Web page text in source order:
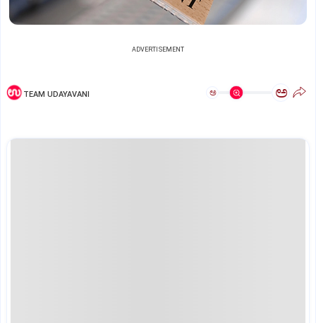
ADVERTISEMENT
TEAM UDAYAVANI ಅ ಅ